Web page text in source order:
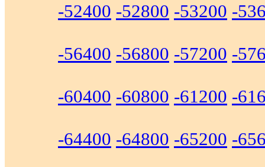
-52400 -52800 -53200 -
-56400 -56800 -57200 -
-60400 -60800 -61200 -
-64400 -64800 -65200 -